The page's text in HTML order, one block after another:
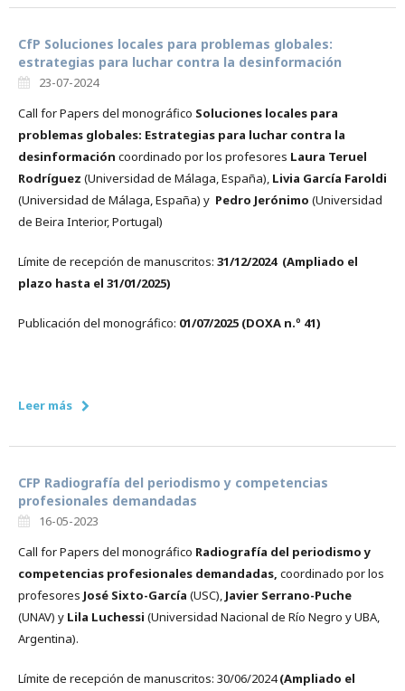
CfP Soluciones locales para problemas globales:
estrategias para luchar contra la desinformación
23-07-2024
Call for Papers del monográfico Soluciones locales para
problemas globales: Estrategias para luchar contra la
desinformación coordinado por los profesores Laura Teruel
Rodríguez (Universidad de Málaga, España), Livia García Faroldi
(Universidad de Málaga, España) y Pedro Jerónimo (Universidad
de Beira Interior, Portugal)
Límite de recepción de manuscritos: 31/12/2024 (Ampliado el
plazo hasta el 31/01/2025)
Publicación del monográfico: 01/07/2025 (DOXA n.º 41)
Leer más
CFP Radiografía del periodismo y competencias
profesionales demandadas
16-05-2023
Call for Papers del monográfico Radiografía del periodismo y
competencias profesionales demandadas, coordinado por los
profesores José Sixto-García (USC),Javier Serrano-Puche
(UNAV) y Lila Luchessi (Universidad Nacional de Río Negro y UBA,
Argentina).
Límite de recepción de manuscritos: 30/06/2024(Ampliado el